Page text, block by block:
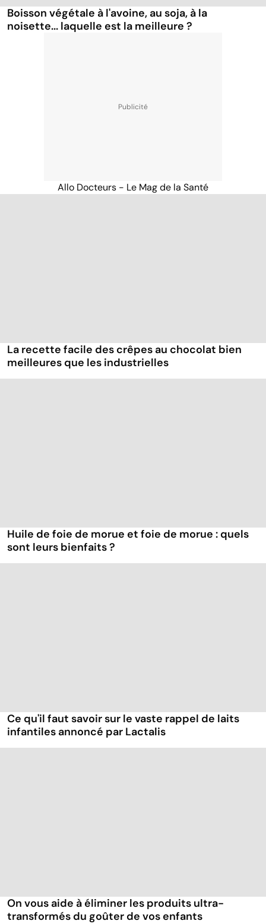
Boisson végétale à l'avoine, au soja, à la
noisette... laquelle est la meilleure ?
Allo Docteurs - Le Mag de la Santé
La recette facile des crêpes au chocolat bien
meilleures que les industrielles
Huile de foie de morue et foie de morue : quels
sont leurs bienfaits ?
Ce qu'il faut savoir sur le vaste rappel de laits
infantiles annoncé par Lactalis
On vous aide à éliminer les produits ultra-
transformés du goûter de vos enfants